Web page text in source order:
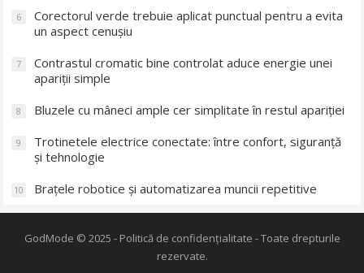
6
Corectorul verde trebuie aplicat punctual pentru a evita
un aspect cenușiu
7
Contrastul cromatic bine controlat aduce energie unei
apariții simple
8 Bluzele cu mâneci ample cer simplitate în restul apariției
9
Trotinetele electrice conectate: între confort, siguranță
și tehnologie
10 Brațele robotice și automatizarea muncii repetitive
GodMode © 2025 - Politică de confidențialitate - Toate drepturile
rezervate.